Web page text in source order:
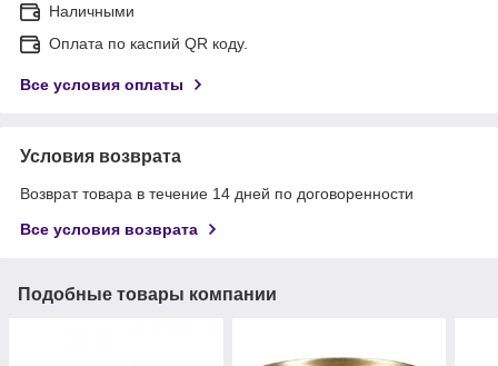
Наличными
Оплата по каспий QR коду.
Все условия оплаты
Условия возврата
Возврат товара в течение 14 дней по договоренности
Все условия возврата
Подобные товары компании